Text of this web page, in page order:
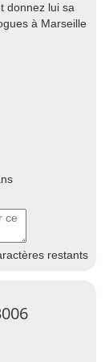
donnez lui sa
à Marseille
restants